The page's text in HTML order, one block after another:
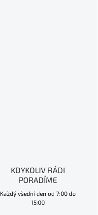
KDYKOLIV RÁDI
PORADÍME
Každý všední den od 7:00 do
15:00